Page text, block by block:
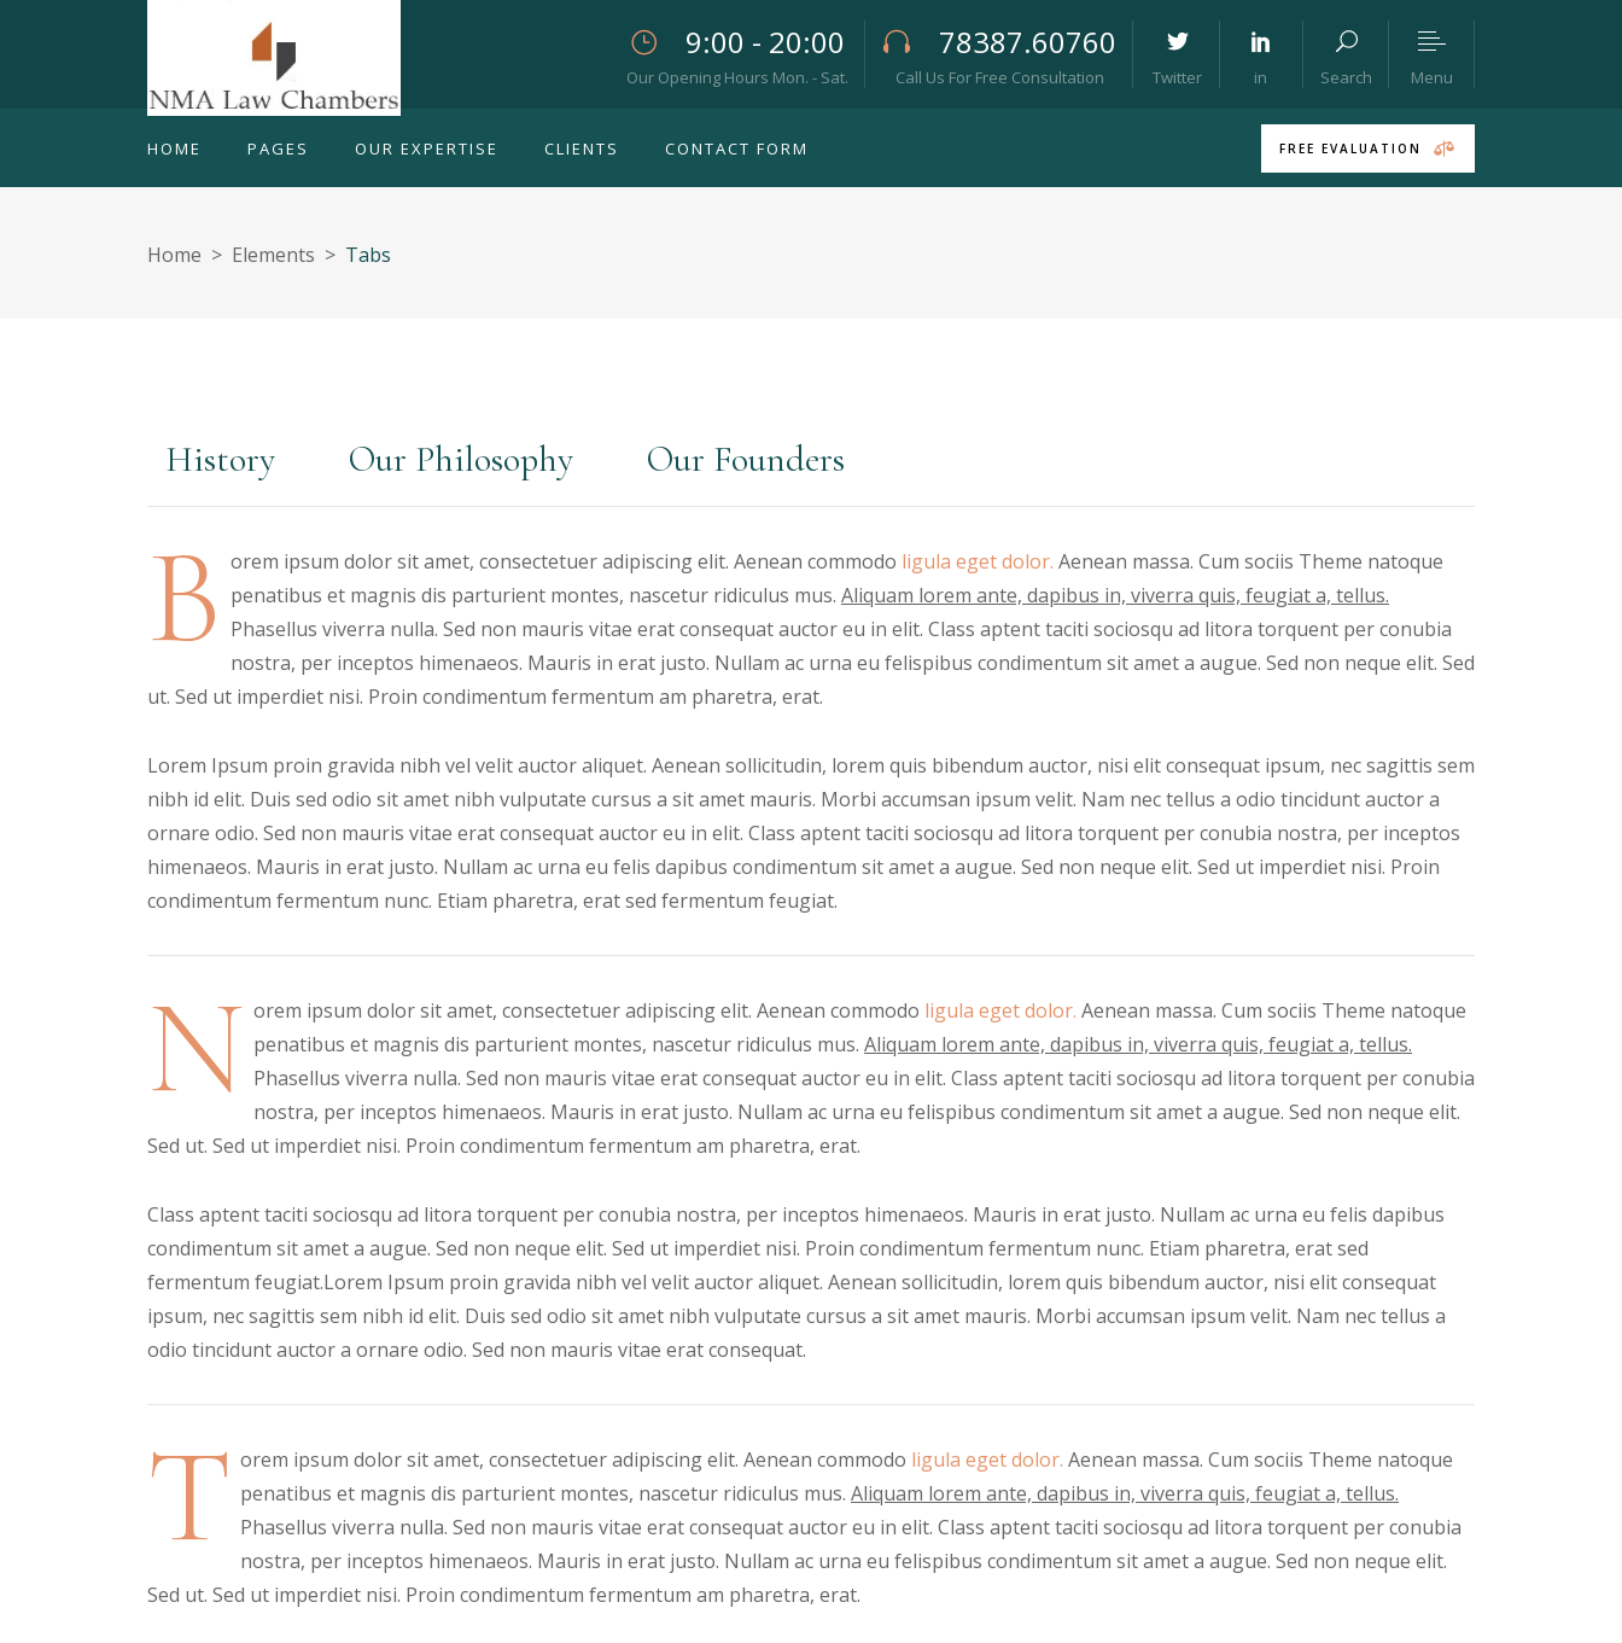
9:00 - 20:00
Our Opening Hours Mon. - Sat.
78387.60760
Call Us For Free Consultation Twitter in Search Menu
HOME PAGES OUR EXPERTISE CLIENTS CONTACT FORM FREE EVALUATION
Home > Elements > Tabs
History Our Philosophy Our Founders
B orem ipsum dolor sit amet, consectetuer adipiscing elit. Aenean commodo ligula eget dolor. Aenean massa. Cum sociis Theme natoque
penatibus et magnis dis parturient montes, nascetur ridiculus mus. Aliquam lorem ante, dapibus in, viverra quis, feugiat a, tellus.
Phasellus viverra nulla. Sed non mauris vitae erat consequat auctor eu in elit. Class aptent taciti sociosqu ad litora torquent per conubia
nostra, per inceptos himenaeos. Mauris in erat justo. Nullam ac urna eu felispibus condimentum sit amet a augue. Sed non neque elit. Sed
ut. Sed ut imperdiet nisi. Proin condimentum fermentum am pharetra, erat.
Lorem Ipsum proin gravida nibh vel velit auctor aliquet. Aenean sollicitudin, lorem quis bibendum auctor, nisi elit consequat ipsum, nec sagittis sem
nibh id elit. Duis sed odio sit amet nibh vulputate cursus a sit amet mauris. Morbi accumsan ipsum velit. Nam nec tellus a odio tincidunt auctor a
ornare odio. Sed non mauris vitae erat consequat auctor eu in elit. Class aptent taciti sociosqu ad litora torquent per conubia nostra, per inceptos
himenaeos. Mauris in erat justo. Nullam ac urna eu felis dapibus condimentum sit amet a augue. Sed non neque elit. Sed ut imperdiet nisi. Proin
condimentum fermentum nunc. Etiam pharetra, erat sed fermentum feugiat.
N orem ipsum dolor sit amet, consectetuer adipiscing elit. Aenean commodo ligula eget dolor. Aenean massa. Cum sociis Theme natoque
penatibus et magnis dis parturient montes, nascetur ridiculus mus. Aliquam lorem ante, dapibus in, viverra quis, feugiat a, tellus.
Phasellus viverra nulla. Sed non mauris vitae erat consequat auctor eu in elit. Class aptent taciti sociosqu ad litora torquent per conubia
nostra, per inceptos himenaeos. Mauris in erat justo. Nullam ac urna eu felispibus condimentum sit amet a augue. Sed non neque elit.
Sed ut. Sed ut imperdiet nisi. Proin condimentum fermentum am pharetra, erat.
Class aptent taciti sociosqu ad litora torquent per conubia nostra, per inceptos himenaeos. Mauris in erat justo. Nullam ac urna eu felis dapibus
condimentum sit amet a augue. Sed non neque elit. Sed ut imperdiet nisi. Proin condimentum fermentum nunc. Etiam pharetra, erat sed
fermentum feugiat.Lorem Ipsum proin gravida nibh vel velit auctor aliquet. Aenean sollicitudin, lorem quis bibendum auctor, nisi elit consequat
ipsum, nec sagittis sem nibh id elit. Duis sed odio sit amet nibh vulputate cursus a sit amet mauris. Morbi accumsan ipsum velit. Nam nec tellus a
odio tincidunt auctor a ornare odio. Sed non mauris vitae erat consequat.
T orem ipsum dolor sit amet, consectetuer adipiscing elit. Aenean commodo ligula eget dolor. Aenean massa. Cum sociis Theme natoque
penatibus et magnis dis parturient montes, nascetur ridiculus mus. Aliquam lorem ante, dapibus in, viverra quis, feugiat a, tellus.
Phasellus viverra nulla. Sed non mauris vitae erat consequat auctor eu in elit. Class aptent taciti sociosqu ad litora torquent per conubia
nostra, per inceptos himenaeos. Mauris in erat justo. Nullam ac urna eu felispibus condimentum sit amet a augue. Sed non neque elit.
Sed ut. Sed ut imperdiet nisi. Proin condimentum fermentum am pharetra, erat.